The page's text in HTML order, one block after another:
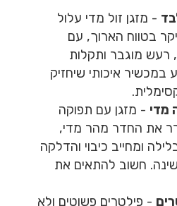
- מזגן זול מדי עלול
בטווח הארוך, עם
רעש מוגבר ותקלות
במכשיר איכותי שיחזיק
מדי - מזגן עם תפוקה
את החדר מהר מדי,
ומחייב כיבוי והדלקה
חשוב להתאים את
- פילטרים פשוטים ולא